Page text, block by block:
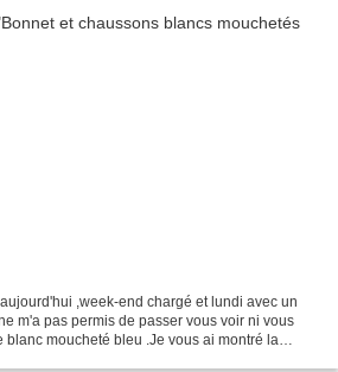
,week-end chargé et lundi avec un
m'a pas permis de passer vous voir ni vous
blanc moucheté bleu .Je vous ai montré la